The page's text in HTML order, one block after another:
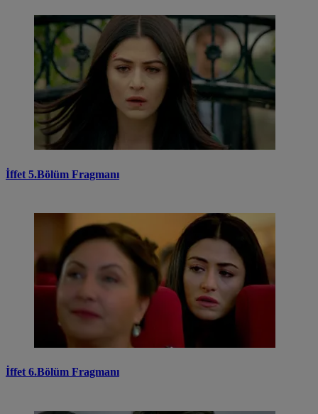
İffet 5.Bölüm Fragmanı
İffet 6.Bölüm Fragmanı